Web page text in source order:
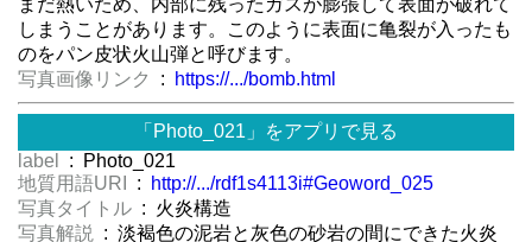
まだ熱いため、内部に残ったガスが膨張して表面が破れて
しまうことがあります。このように表面に亀裂が入ったも
のをパン皮状火山弾と呼びます。
写真画像リンク
: https://.../bomb.html
「Photo_021」をアプリで見る
label
: Photo_021
地質用語URI
:
http://.../rdf1s4113i#Geoword_025
写真タイトル : 火炎構造
写真解説
: 淡褐色の泥岩と灰色の砂岩の間にできた火炎